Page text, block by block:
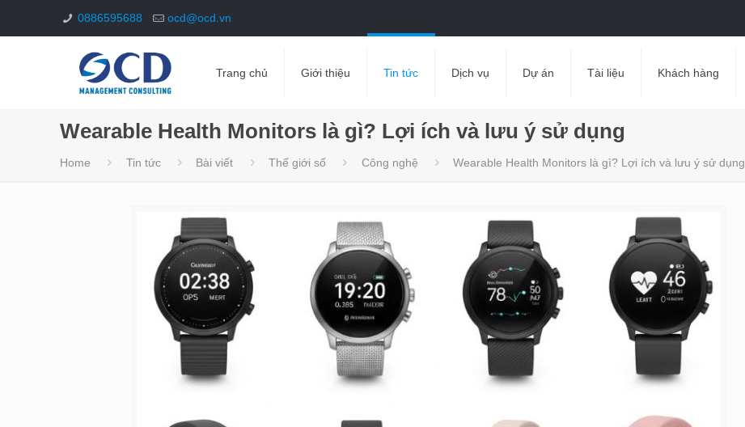
0886595688 ocd@ocd.vn
Trang chủ Giới thiệu Tin tức Dịch vụ Dự án Tài liệu Khách hàng
Wearable Health Monitors là gì? Lợi ích và lưu ý sử dụng
Home Tin tức Bài viết Thế giới số Công nghệ Wearable Health Monitors là gì? Lợi ích và lưu ý sử dụng